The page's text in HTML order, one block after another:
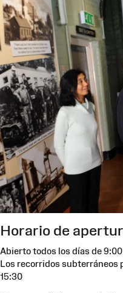
Horario de
Abierto todos los días de
Los recorridos subterráneos
15:30